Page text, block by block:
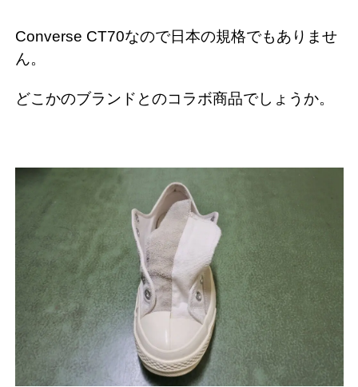
Converse CT70なので日本の規格でもありませ
ん。
どこかのブランドとのコラボ商品でしょうか。